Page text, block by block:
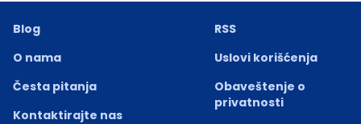
Blog
O nama
Česta pitanja
Kontaktirajte nas
RSS
Uslovi korišćenja
Obaveštenje o
privatnosti